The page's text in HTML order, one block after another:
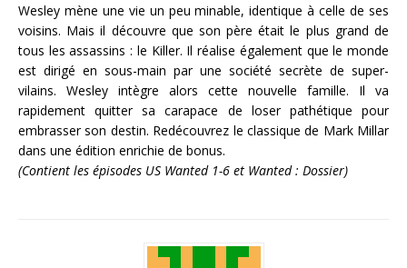
Wesley mène une vie un peu minable, identique à celle de ses
voisins. Mais il découvre que son père était le plus grand de
tous les assassins : le Killer. Il réalise également que le monde
est dirigé en sous-main par une société secrète de super-
vilains. Wesley intègre alors cette nouvelle famille. Il va
rapidement quitter sa carapace de loser pathétique pour
embrasser son destin. Redécouvrez le classique de Mark Millar
dans une édition enrichie de bonus.
(Contient les épisodes US Wanted 1-6 et Wanted : Dossier)